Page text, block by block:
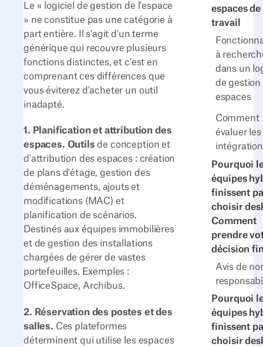
espaces de
travail
à
dans un
de gestion
espaces
Comment
évaluer les
Pourquoi
équipes
finissent
choisir
Comment
prendre
décision
Avis de
Pourquoi
équipes
finissent
choisir
Le « logiciel de gestion de l'espace
» ne constitue pas une catégorie à
part entière. Il s'agit d'un terme
générique qui recouvre plusieurs
fonctions distinctes, et c'est en
comprenant ces différences que
vous éviterez d'acheter un outil
inadapté.
1. Planification et attribution des
espaces. Outilsde conception et
d'attribution des espaces : création
de plans d'étage, gestion des
déménagements, ajouts et
modifications (MAC) et
planification de scénarios.
Destinés aux équipes immobilières
et de gestion des installations
chargées de gérer de vastes
portefeuilles. Exemples :
OfficeSpace, Archibus.
2. Réservation des postes et des
salles. Ces plateformes
déterminent qui utilise les espaces